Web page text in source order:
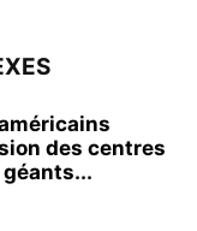
des centres